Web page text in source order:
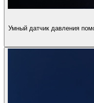
Умный датчик давления